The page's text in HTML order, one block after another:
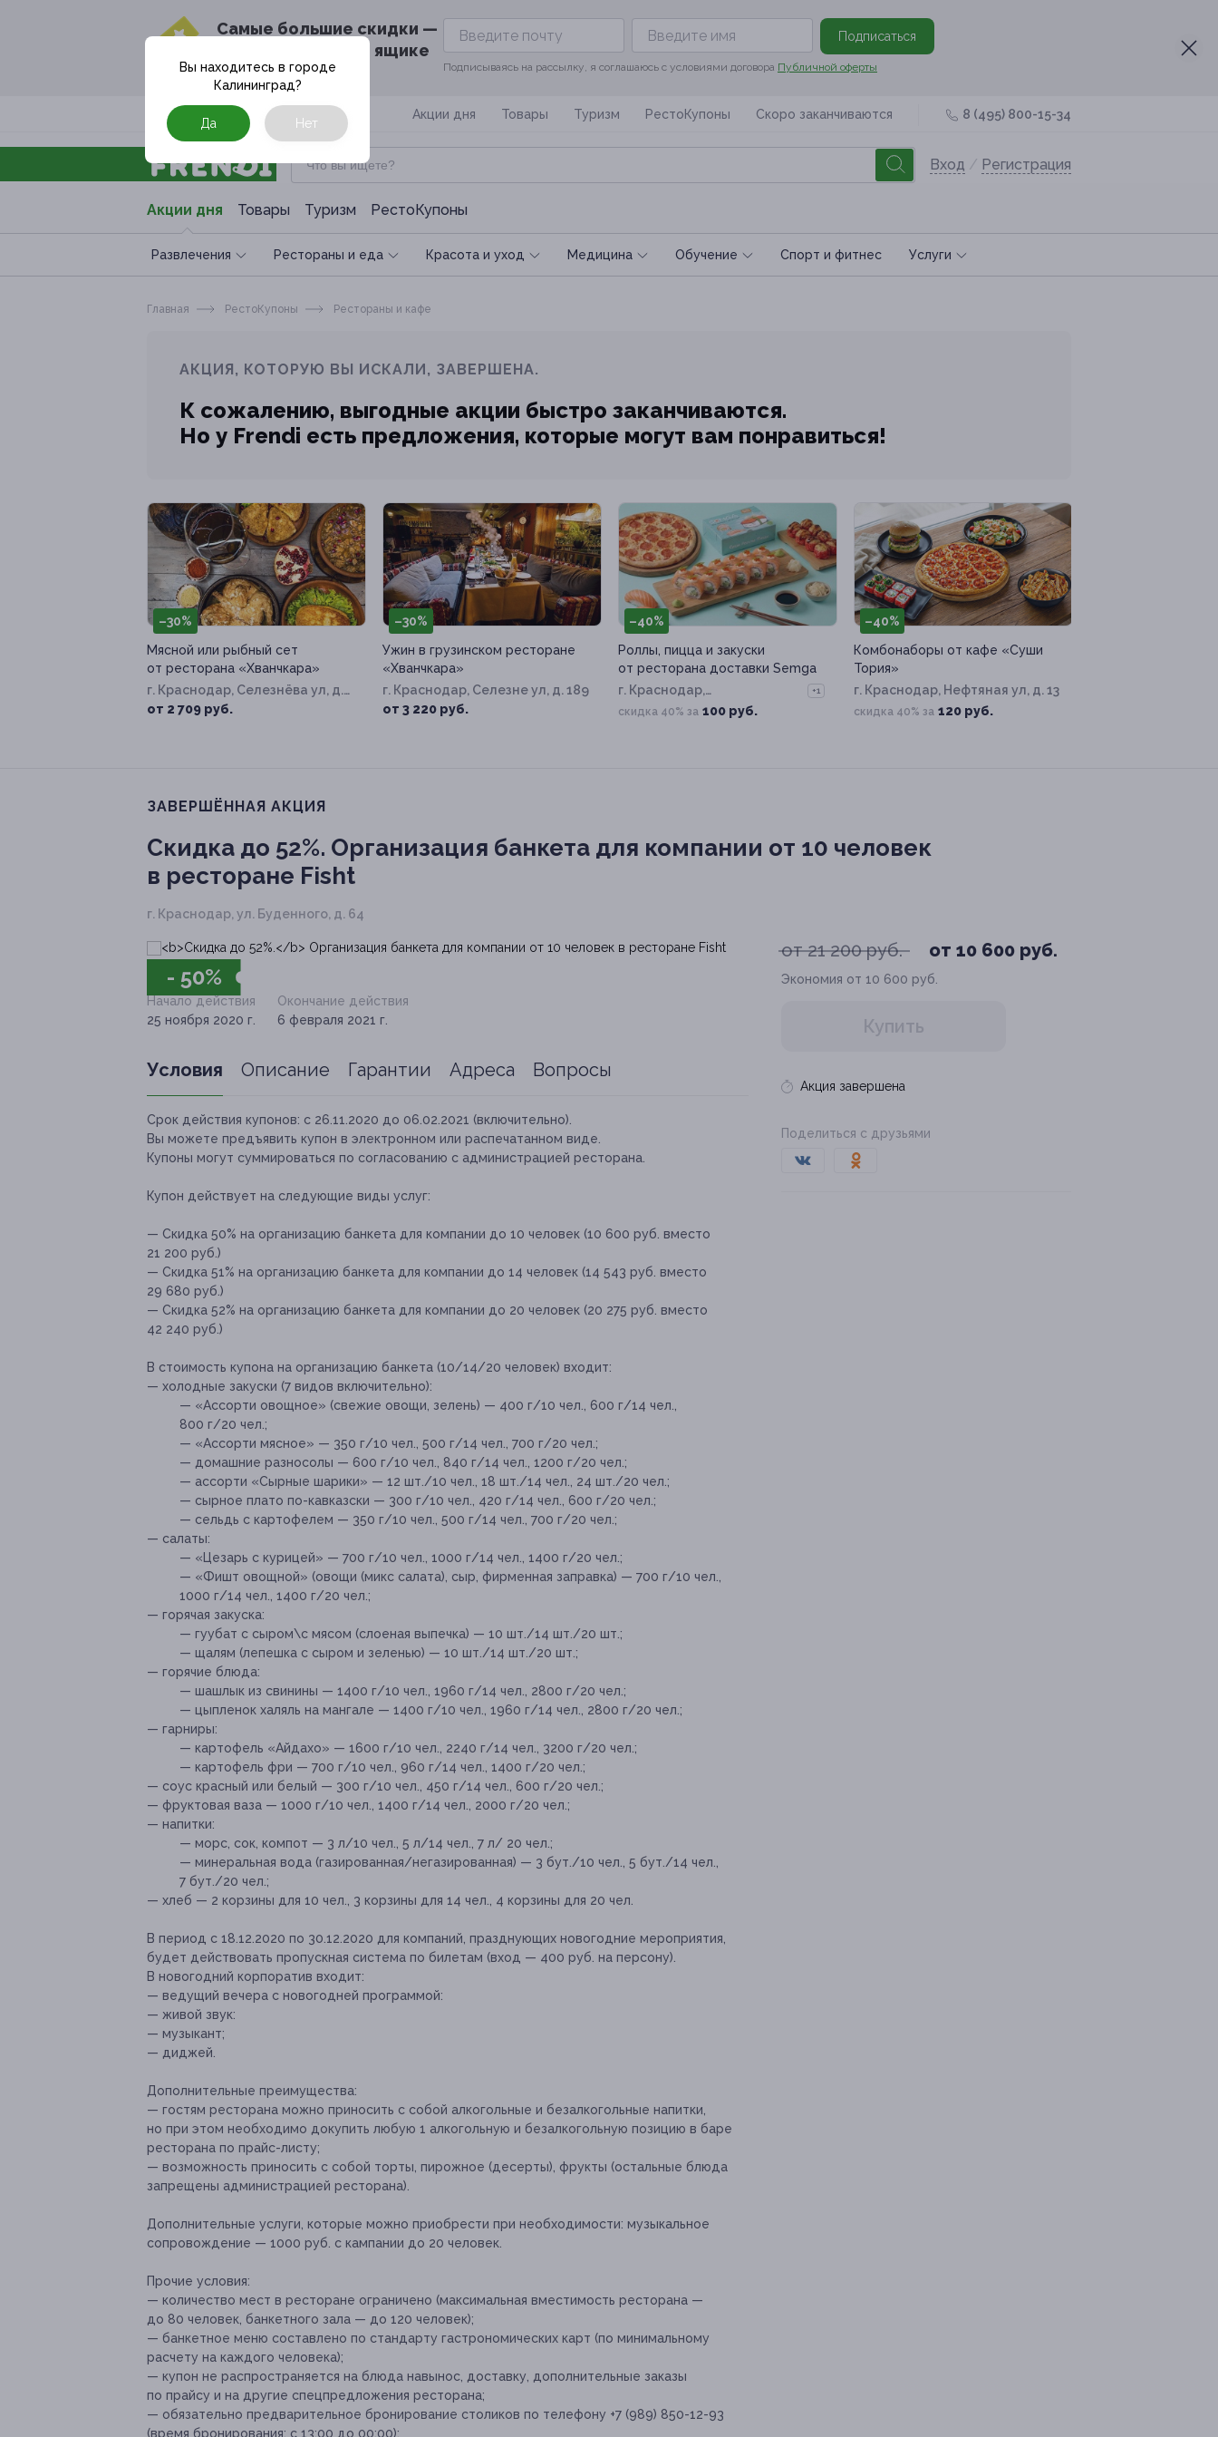
Cамые большие скидки —
в твоём почтовом ящике
Подписаться
Подписываясь на рассылку, я соглашаюсь с условиями договора Публичной оферты
Москва Акции дня Товары Туризм РестоКупоны Скоро заканчиваются 8 (495) 800-15-34
Вход / Регистрация
Акции дня Товары Туризм РестоКупоны
Развлечения Рестораны и еда Красота и уход Медицина Обучение Спoрт и фитнес Услуги
Вы находитесь в городе
Калининград?
Да Нет
Главная РестоКупоны Рестораны и кафе
АКЦИЯ, КОТОРУЮ ВЫ ИСКАЛИ, ЗАВЕРШЕНА.
К сожалению, выгодные акции быстро заканчиваются.
Но у Frendi есть предложения, которые могут вам понравиться!
–30%
Мясной или рыбный сет
от ресторана «Хванчкара»
г. Краснодар, Селезнёва ул, д.
189
от 2 709 руб.
–30%
Ужин в грузинском ресторане
«Хванчкара»
г. Краснодар, Селезне ул, д. 189
от 3 220 руб.
–40%
Роллы, пицца и закуски
от ресторана доставки Semga
г. Краснодар,
Командорская ул, д. 1/1а
+1
скидка 40% за 100 руб.
–40%
Комбонаборы от кафе «Суши
Тория»
г. Краснодар, Нефтяная ул, д. 13
скидка 40% за 120 руб.
ЗАВЕРШЁННАЯ АКЦИЯ
Скидка до 52%. Организация банкета для компании от 10 человек
в ресторане Fisht
г. Краснодар, ул. Буденного, д. 64
- 50%
от 21 200 руб. от 10 600 руб.
Экономия от 10 600 руб.
Купить
Акция завершена
Поделиться с друзьями
Начало действия
25 ноября 2020 г.
Окончание действия
6 февраля 2021 г.
Условия Описание Гарантии Адреса Вопросы
Срок действия купонов: с 26.11.2020 до 06.02.2021 (включительно).
Вы можете предъявить купон в электронном или распечатанном виде.
Купоны могут суммироваться по согласованию с администрацией ресторана.
Купон действует на следующие виды услуг:
— Скидка 50% на организацию банкета для компании до 10 человек (10 600 руб. вместо
21 200 руб.)
— Скидка 51% на организацию банкета для компании до 14 человек (14 543 руб. вместо
29 680 руб.)
— Скидка 52% на организацию банкета для компании до 20 человек (20 275 руб. вместо
42 240 руб.)
В стоимость купона на организацию банкета (10/14/20 человек) входит:
— холодные закуски (7 видов включительно):
— «Ассорти овощное» (свежие овощи, зелень) — 400 г/10 чел., 600 г/14 чел.,
800 г/20 чел.;
— «Ассорти мясное» — 350 г/10 чел., 500 г/14 чел., 700 г/20 чел.;
— домашние разносолы — 600 г/10 чел., 840 г/14 чел., 1200 г/20 чел.;
— ассорти «Сырные шарики» — 12 шт./10 чел., 18 шт./14 чел., 24 шт./20 чел.;
— сырное плато по-кавказски — 300 г/10 чел., 420 г/14 чел., 600 г/20 чел.;
— сельдь с картофелем — 350 г/10 чел., 500 г/14 чел., 700 г/20 чел.;
— салаты:
— «Цезарь с курицей» — 700 г/10 чел., 1000 г/14 чел., 1400 г/20 чел.;
— «Фишт овощной» (овощи (микс салата), сыр, фирменная заправка) — 700 г/10 чел.,
1000 г/14 чел., 1400 г/20 чел.;
— горячая закуска:
— гуубат с сыром\с мясом (слоеная выпечка) — 10 шт./14 шт./20 шт.;
— щалям (лепешка с сыром и зеленью) — 10 шт./14 шт./20 шт.;
— горячие блюда:
— шашлык из свинины — 1400 г/10 чел., 1960 г/14 чел., 2800 г/20 чел.;
— цыпленок халяль на мангале — 1400 г/10 чел., 1960 г/14 чел., 2800 г/20 чел.;
— гарниры:
— картофель «Айдахо» — 1600 г/10 чел., 2240 г/14 чел., 3200 г/20 чел.;
— картофель фри — 700 г/10 чел., 960 г/14 чел., 1400 г/20 чел.;
— соус красный или белый — 300 г/10 чел., 450 г/14 чел., 600 г/20 чел.;
— фруктовая ваза — 1000 г/10 чел., 1400 г/14 чел., 2000 г/20 чел.;
— напитки:
— морс, сок, компот — 3 л/10 чел., 5 л/14 чел., 7 л/ 20 чел.;
— минеральная вода (газированная/негазированная) — 3 бут./10 чел., 5 бут./14 чел.,
7 бут./20 чел.;
— хлеб — 2 корзины для 10 чел., 3 корзины для 14 чел., 4 корзины для 20 чел.
В период с 18.12.2020 по 30.12.2020 для компаний, празднующих новогодние мероприятия,
будет действовать пропускная система по билетам (вход — 400 руб. на персону).
В новогодний корпоратив входит:
— ведущий вечера с новогодней программой:
— живой звук:
— музыкант;
— диджей.
Дополнительные преимущества:
— гостям ресторана можно приносить с собой алкогольные и безалкогольные напитки,
но при этом необходимо докупить любую 1 алкогольную и безалкогольную позицию в баре
ресторана по прайс-листу;
— возможность приносить с собой торты, пирожное (десерты), фрукты (остальные блюда
запрещены администрацией ресторана).
Дополнительные услуги, которые можно приобрести при необходимости: музыкальное
сопровождение — 1000 руб. с кампании до 20 человек.
Прочие условия:
— количество мест в ресторане ограничено (максимальная вместимость ресторана —
до 80 человек, банкетного зала — до 120 человек);
— банкетное меню составлено по стандарту гастрономических карт (по минимальному
расчету на каждого человека);
— купон не распространяется на блюда навынос, доставку, дополнительные заказы
по прайсу и на другие спецпредложения ресторана;
— обязательно предварительное бронирование столиков по телефону +7 (989) 850-12-93
(время бронирования: с 13:00 до 00:00);